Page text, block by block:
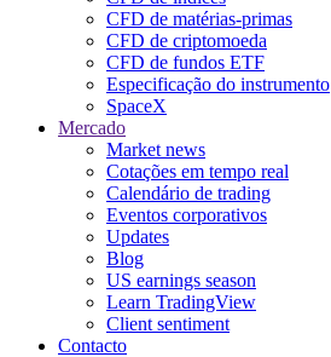
CFD de matérias-primas
CFD de criptomoeda
CFD de fundos ETF
Especificação do instrumento
SpaceX
Mercado
Market news
Cotações em tempo real
Calendário de trading
Eventos corporativos
Updates
Blog
US earnings season
Learn TradingView
Client sentiment
Contacto